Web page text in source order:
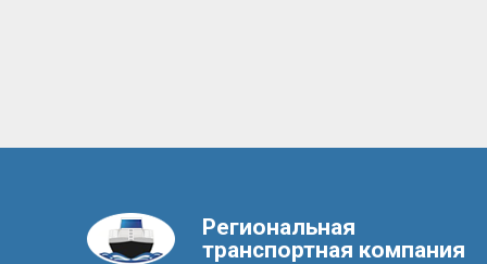
Региональная
транспортная компания